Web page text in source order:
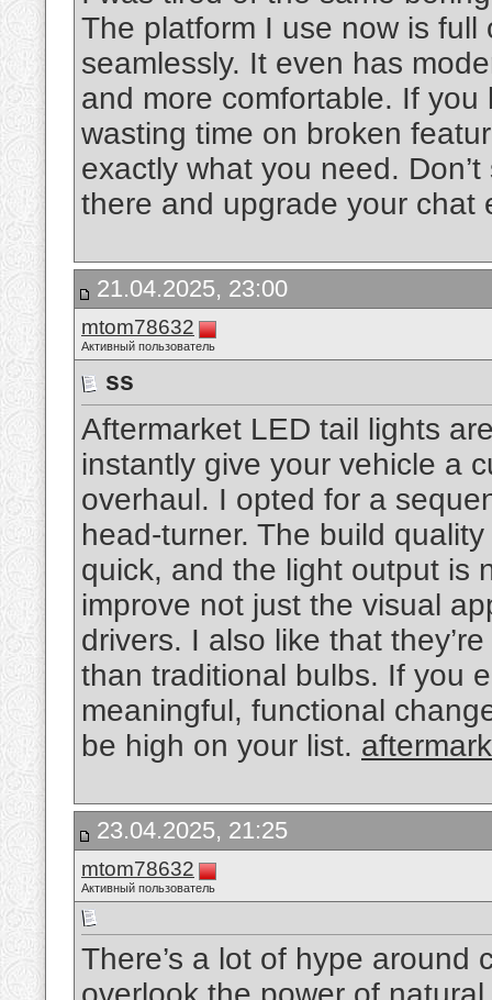
The platform I use now is
seamlessly. It even has
and more comfortable. If
wasting time on broken
exactly what you need.
there and upgrade your chat
21.04.2025, 23:00
mtom78632
Активный пользователь
ss
Aftermarket LED tail lights
instantly give your vehicle a
overhaul. I opted for a
head-turner. The build
quick, and the light output is
improve not just the visual
drivers. I also like that
than traditional bulbs. If you
meaningful, functional
be high on your list.
23.04.2025, 21:25
mtom78632
Активный пользователь
There’s a lot of hype around